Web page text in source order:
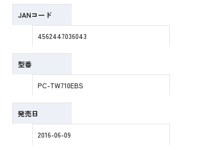
JANコード
4562447036043
型番
PC-TW710EBS
発売日
2016-06-09